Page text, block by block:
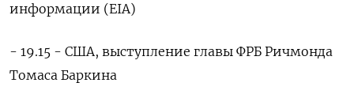
информации (EIA)
- 19.15 - США, выступление главы ФРБ Ричмонда
Томаса Баркина